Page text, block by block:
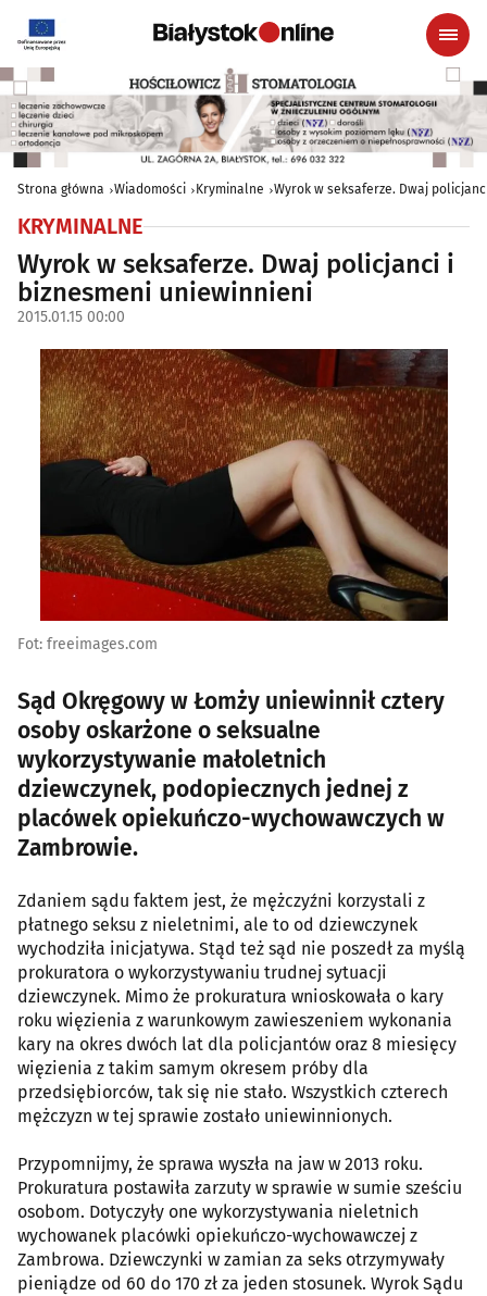
Strona główna Wiadomości Kryminalne Wyrok w seksaferze. Dwaj
KRYMINALNE
Wyrok w seksaferze. Dwaj policjanci i
biznesmeni uniewinnieni
2015.01.15 00:00
Fot: freeimages.com
Sąd Okręgowy w Łomży uniewinnił cztery
osoby oskarżone o seksualne
wykorzystywanie małoletnich
dziewczynek, podopiecznych jednej z
placówek opiekuńczo-wychowawczych w
Zambrowie.
Zdaniem sądu faktem jest, że mężczyźni korzystali z
płatnego seksu z nieletnimi, ale to od dziewczynek
wychodziła inicjatywa. Stąd też sąd nie poszedł za myślą
prokuratora o wykorzystywaniu trudnej sytuacji
dziewczynek. Mimo że prokuratura wnioskowała o kary
roku więzienia z warunkowym zawieszeniem wykonania
kary na okres dwóch lat dla policjantów oraz 8 miesięcy
więzienia z takim samym okresem próby dla
przedsiębiorców, tak się nie stało. Wszystkich czterech
mężczyzn w tej sprawie zostało uniewinnionych.
Przypomnijmy, że sprawa wyszła na jaw w 2013 roku.
Prokuratura postawiła zarzuty w sprawie w sumie sześciu
osobom. Dotyczyły one wykorzystywania nieletnich
wychowanek placówki opiekuńczo-wychowawczej z
Zambrowa. Dziewczynki w zamian za seks otrzymywały
pieniądze od 60 do 170 zł za jeden stosunek. Wyrok Sądu